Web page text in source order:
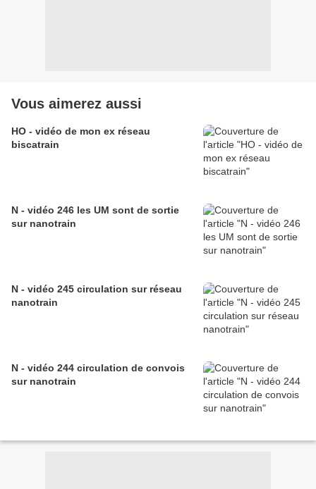
Vous aimerez aussi
HO - vidéo de mon ex réseau
biscatrain
N - vidéo 246 les UM sont de sortie
sur nanotrain
N - vidéo 245 circulation sur réseau
nanotrain
N - vidéo 244 circulation de convois
sur nanotrain